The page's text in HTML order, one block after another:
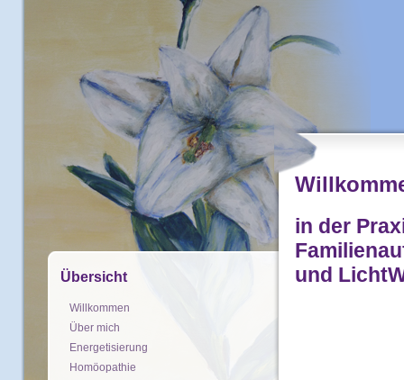
Übersicht
Willkommen
Über mich
Energetisierung
Homöopathie
in der
und